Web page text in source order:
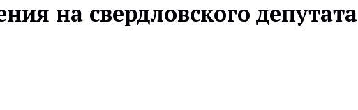
на свердловского депутата